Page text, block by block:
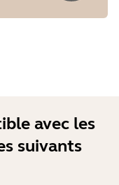
avec les
suivants